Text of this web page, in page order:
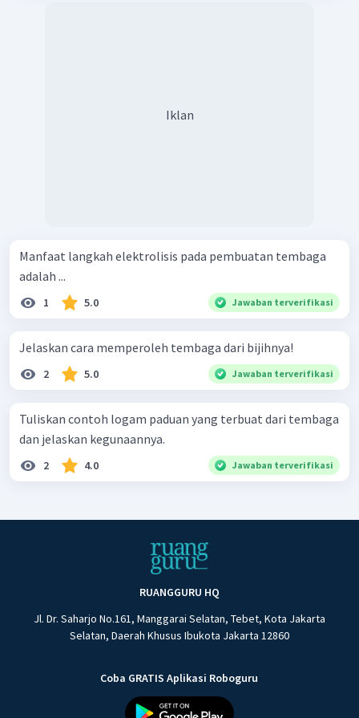
Iklan
Manfaat langkah elektrolisis pada pembuatan tembaga
adalah ...
1 5.0 Jawaban terverifikasi
Jelaskan cara memperoleh tembaga dari bijihnya!
2 5.0 Jawaban terverifikasi
Tuliskan contoh logam paduan yang terbuat dari tembaga
dan jelaskan kegunaannya.
2 4.0 Jawaban terverifikasi
RUANGGURU HQ
Jl. Dr. Saharjo No.161, Manggarai Selatan, Tebet, Kota Jakarta
Selatan, Daerah Khusus Ibukota Jakarta 12860
Coba GRATIS Aplikasi Roboguru